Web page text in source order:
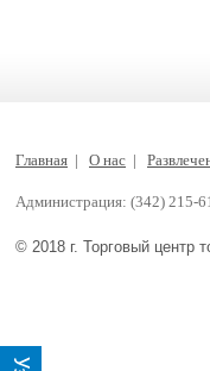
Администрация: (342) 215-
© 2018 г. Торговый центр
Главная | О нас |